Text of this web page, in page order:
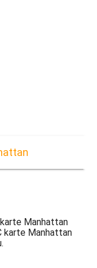
Manhattan
karte Manhattan